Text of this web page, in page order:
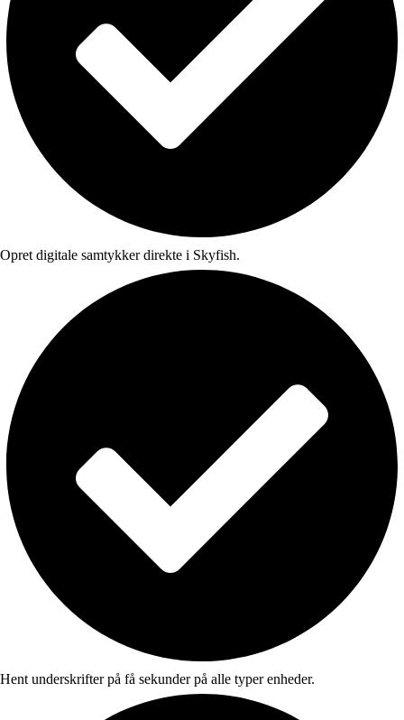
Opret digitale samtykker direkte i Skyfish.
Hent underskrifter på få sekunder på alle typer enheder.